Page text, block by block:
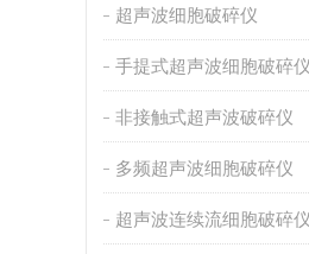
超声波细胞破碎仪
手提式超声波细胞破碎仪
非接触式超声波破碎仪
多频超声波细胞破碎仪
超声波连续流细胞破碎仪